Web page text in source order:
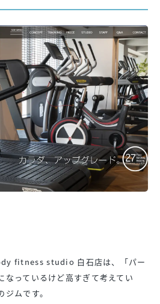
fitness studio 白石店は、「パー
なっているけど高すぎて考えてい
ムです。